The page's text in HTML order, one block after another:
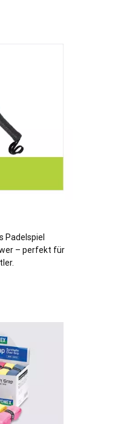
Padelspiel
– perfekt für